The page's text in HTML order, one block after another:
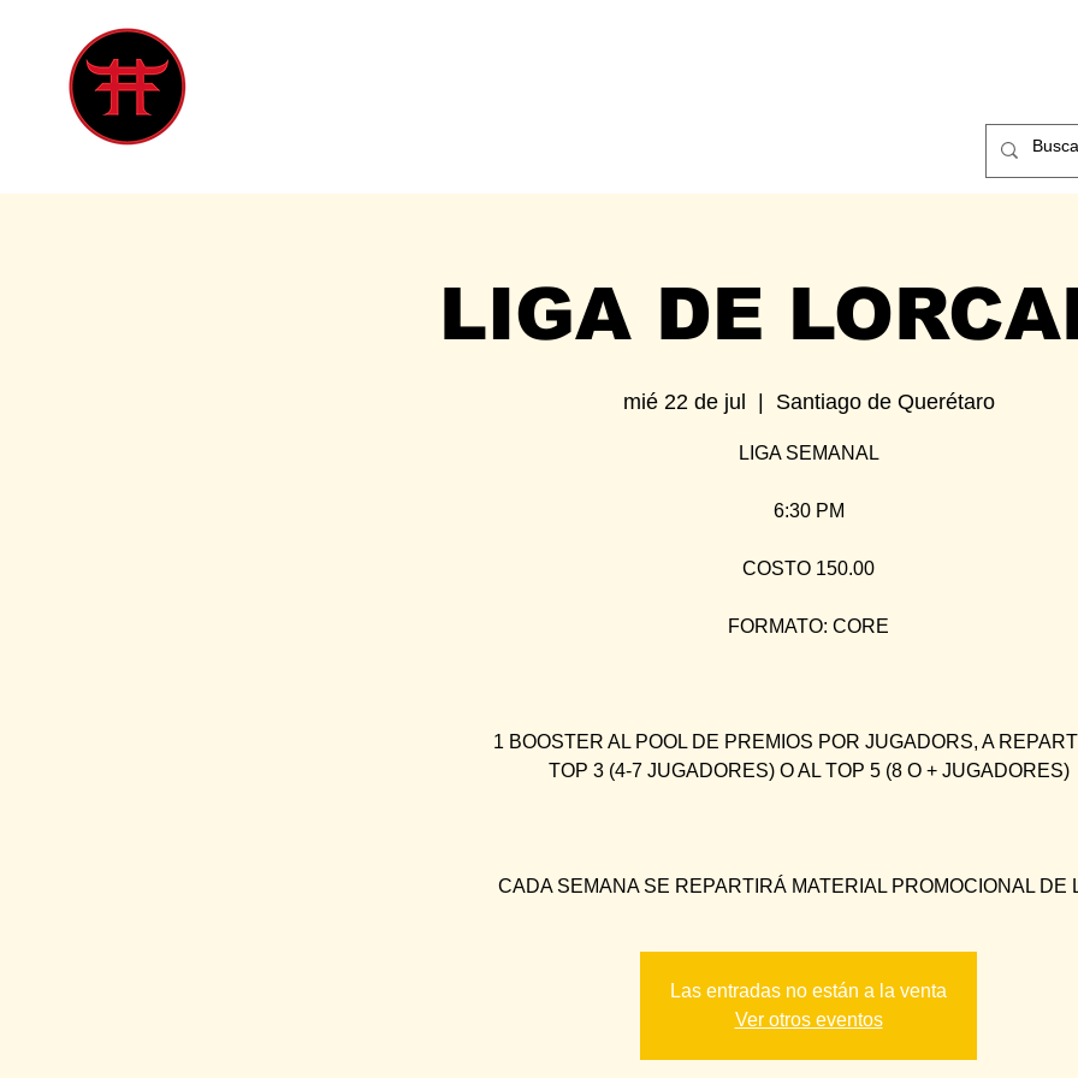
LIGA DE
mié 22 de jul
  |
Santiago de Querétaro
LIGA SEMANAL
6:30 PM
COSTO 150.00
FORMATO: CORE
1 BOOSTER AL POOL DE PREMIOS POR JUGADORS, A
TOP 3 (4-7 JUGADORES) O AL TOP 5 (8 O + JUGADORES)
CADA SEMANA SE REPARTIRÁ MATERIAL PROMOCIONAL DE
Las entradas no están a la venta
Ver otros eventos